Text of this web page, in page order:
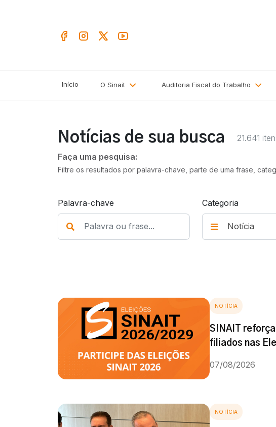
Início O Sinait Auditoria Fiscal do Trabalho
Notícias de sua busca
21.641
Faça uma pesquisa:
Filtre os resultados por palavra-chave, parte de uma frase,
Palavra-chave Categoria
NOTÍCIA
SINAIT
filiados nas
07/08/2026
NOTÍCIA